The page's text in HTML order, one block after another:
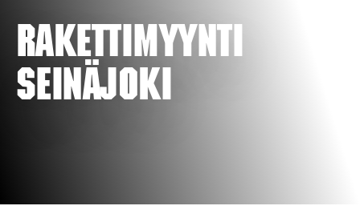
Rakettimyynti
Seinäjoki